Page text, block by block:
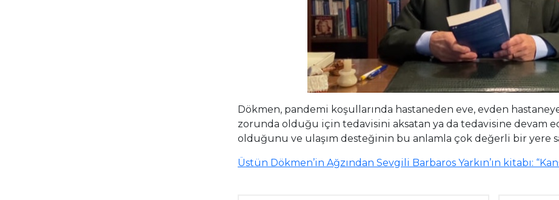
Dökmen, pandemi koşullarında hastaneden eve, evden
zorunda olduğu için tedavisini aksatan ya da tedavisine devam
olduğunu ve ulaşım desteğinin bu anlamla çok değerli bir yere
Üstün Dökmen’in Ağzından Sevgili Barbaros Yarkın’ın kitabı: